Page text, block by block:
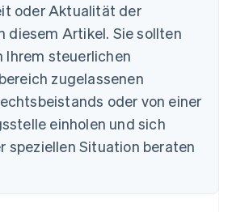
oder Aktualität der
diesem Artikel. Sie sollten
Ihrem steuerlichen
zugelassenen
oder von einer
einholen und sich
speziellen Situation beraten